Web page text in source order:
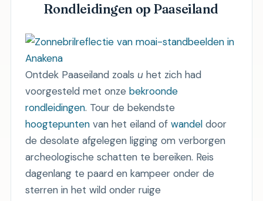
Rondleidingen op Paaseiland
Ontdek Paaseiland zoals uhet zich had
voorgesteld met onze bekroonde
rondleidingen. Tour de bekendste
hoogtepuntenvan het eiland of wandeldoor
de desolate afgelegen ligging om verborgen
archeologische schatten te bereiken. Reis
dagenlang te paard en kampeer onder de
sterren in het wild onder ruige